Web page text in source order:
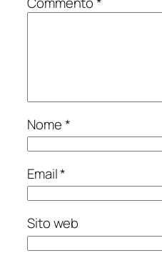
Nome*
Email*
Sito web